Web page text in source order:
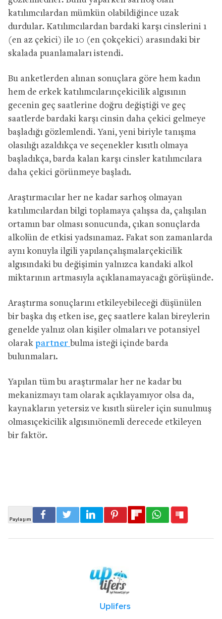
katılımcılardan mümkün olabildiğince uzak
durdular. Katılımcılardan bardaki karşı cinslerini 1
(en az çekici) ile 10 (en çokçekici) arasındaki bir
skalada puanlamaları istendi.
Bu anketlerden alınan sonuçlara göre hem kadın
hem de erkek katılımcılarınçekicilik algısının
gecenin geç saatlerine doğru değiştiği ve geç
saatlerde bardaki karşı cinsin daha çekici gelmeye
başladığı gözlemlendi. Yani, yeni biriyle tanışma
olasılığı azaldıkça ve seçenekler kısıtlı olmaya
başladıkça, barda kalan karşı cinsler katılımcılara
daha çekici görünmeye başladı.
Araştırmacılar her ne kadar sarhoş olmayan
katılımcılardan bilgi toplamaya çalışsa da, çalışılan
ortamın bar olması sonucunda, çıkan sonuçlarda
alkolün de etkisi yadsınamaz. Fakat son zamanlarda
aynı konuyla ilgili yapılançalışmalarçekicilik
algısındaki bu değişimin yalnızca kandaki alkol
miktarının artmasıyla açıklanamayacağı görüşünde.
Araştırma sonuçlarını etkileyebileceği düşünülen
bir başka dış etken ise, geç saatlere kalan bireylerin
genelde yalnız olan kişiler olmaları ve potansiyel
olarak partner bulma isteği içinde barda
bulunmaları.
Yapılan tüm bu araştırmalar her ne kadar bu
mekanizmayı tam olarak açıklayamıyor olsa da,
kaynakların yetersiz ve kısıtlı süreler için sunulmuş
olmasıçekicilik algısınıönemli derecede etkileyen
bir faktör.
Uplifers